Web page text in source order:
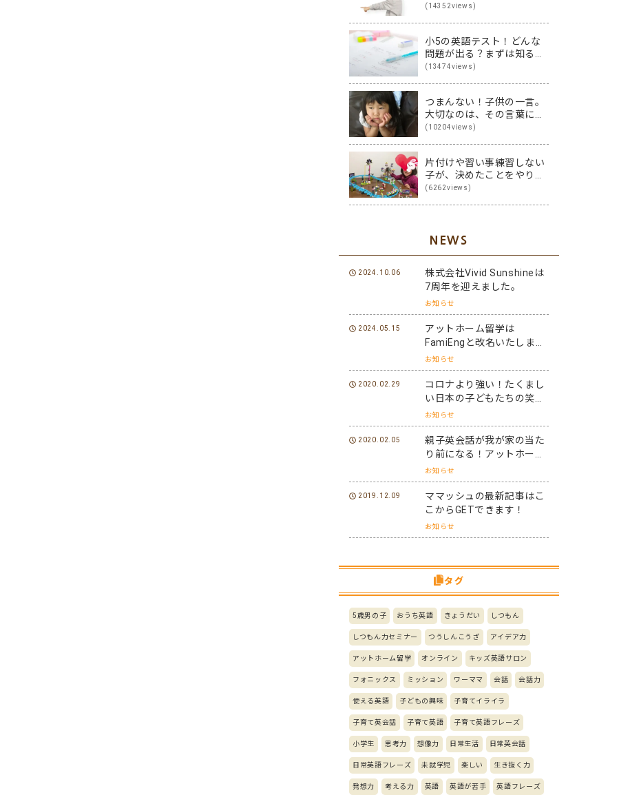
(14352views)
小5の英語テスト！どんな
問題が出る？まずは知るこ
とから始めよう♪
(13474views)
つまんない！子供の一言。
大切なのは、その言葉に隠
された裏の本音です
(10204views)
片付けや習い事練習しない
子が、決めたことをやり切
る子に変身！その方法は？
(6262views)
NEWS
2024.10.06
株式会社Vivid Sunshineは
7周年を迎えました。
お知らせ
2024.05.15
アットホーム留学は
FamiEngと改名いたしまし
た。
お知らせ
2020.02.29
コロナより強い！たくまし
い日本の子どもたちの笑顔
と元気を世界に届けよう！
お知らせ
2020.02.05
親子英会話が我が家の当た
り前になる！アットホーム
留学パフォーマーになろ
う！
お知らせ
2019.12.09
ママッシュの最新記事はこ
こからGETできます！
お知らせ
タグ
5歳男の子 おうち英語 きょうだい しつもん
しつもん力セミナー つうしんこうざ アイデア力
アットホーム留学 オンライン キッズ英語サロン
フォニックス ミッション ワーママ 会話 会話力
使える英語 子どもの興味 子育てイライラ
子育て英会話 子育て英語 子育て英語フレーズ
小学生 思考力 想像力 日常生活 日常英会話
日常英語フレーズ 未就学児 楽しい 生き抜く力
発想力 考える力 英語 英語が苦手 英語フレーズ